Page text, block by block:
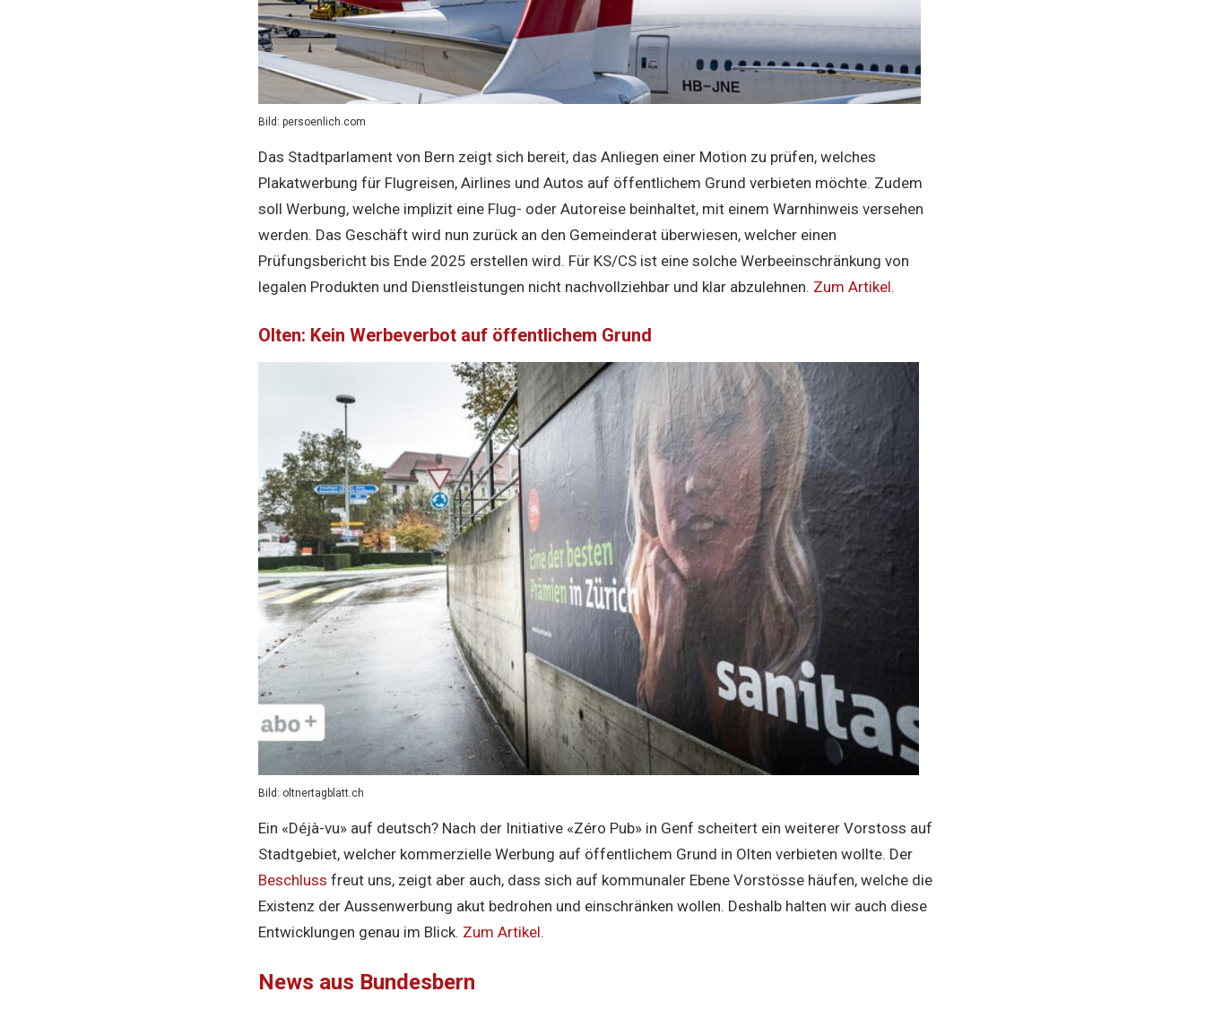
Bild: persoenlich.com
Das Stadtparlament von Bern zeigt sich bereit, das Anliegen einer Motion zu prüfen, welches
Plakatwerbung für Flugreisen, Airlines und Autos auf öffentlichem Grund verbieten möchte. Zudem
soll Werbung, welche implizit eine Flug- oder Autoreise beinhaltet, mit einem Warnhinweis versehen
werden. Das Geschäft wird nun zurück an den Gemeinderat überwiesen, welcher einen
Prüfungsbericht bis Ende 2025 erstellen wird. Für KS/CS ist eine solche Werbeeinschränkung von
legalen Produkten und Dienstleistungen nicht nachvollziehbar und klar abzulehnen. Zum Artikel.
Olten: Kein Werbeverbot auf öffentlichem Grund
Bild: oltnertagblatt.ch
Ein «Déjà-vu» auf deutsch? Nach der Initiative «Zéro Pub» in Genf scheitert ein weiterer Vorstoss auf
Stadtgebiet, welcher kommerzielle Werbung auf öffentlichem Grund in Olten verbieten wollte. Der
Beschluss freut uns, zeigt aber auch, dass sich auf kommunaler Ebene Vorstösse häufen, welche die
Existenz der Aussenwerbung akut bedrohen und einschränken wollen. Deshalb halten wir auch diese
Entwicklungen genau im Blick. Zum Artikel.
News aus Bundesbern